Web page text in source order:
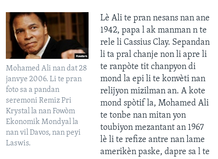
Mohamed Ali nan dat 28
janvye 2006. Li te pran
foto sa a pandan
seremoni Remiz Pri
Krystal la nan Fowòm
Ekonomik Mondyal la
nan vil Davos, nan peyi
Laswis.
Lè Ali te pran nesans nan ane
1942, papa l ak manman n te
rele li Cassius Clay. Sepandan
li ta pral chanje non li apre li
te ranpòte tit chanpyon di
mond la epi li te konvèti nan
relijyon mizilman an. A kote
mond spòtif la, Mohamed Ali
te tonbe nan mitan yon
toubiyon mezantant an 1967
lè li te refize antre nan lame
amerikèn paske, dapre sa l te